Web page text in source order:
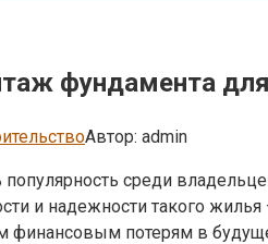
фундамента
Автор: admin
среди
и надежности такого
финансовым потерям в